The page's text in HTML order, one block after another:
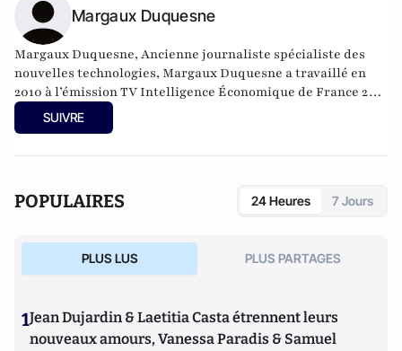
Margaux Duquesne
Margaux Duquesne, Ancienne journaliste spécialiste des
nouvelles technologies, Margaux Duquesne a travaillé en
2010 à l’émission TV Intelligence Économique de France 24
avant d’intégrer le groupe PC Presse. De 2014 à 2016, elle
produit une chronique radio dans l’émission Secrets d’Info
SUIVRE
POPULAIRES 24 Heures 7 Jours
PLUS LUS PLUS PARTAGES
1Jean Dujardin & Laetitia Casta étrennent leurs
nouveaux amours, Vanessa Paradis & Samuel